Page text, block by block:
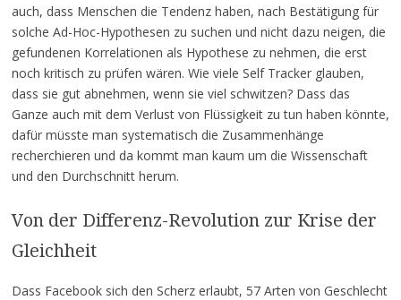
auch, dass Menschen die Tendenz haben, nach Bestätigung für
solche Ad-Hoc-Hypothesen zu suchen und nicht dazu neigen, die
gefundenen Korrelationen als Hypothese zu nehmen, die erst
noch kritisch zu prüfen wären. Wie viele Self Tracker glauben,
dass sie gut abnehmen, wenn sie viel schwitzen? Dass das
Ganze auch mit dem Verlust von Flüssigkeit zu tun haben könnte,
dafür müsste man systematisch die Zusammenhänge
recherchieren und da kommt man kaum um die Wissenschaft
und den Durchschnitt herum.
Von der Differenz-Revolution zur Krise der
Gleichheit
Dass Facebook sich den Scherz erlaubt, 57 Arten von Geschlecht